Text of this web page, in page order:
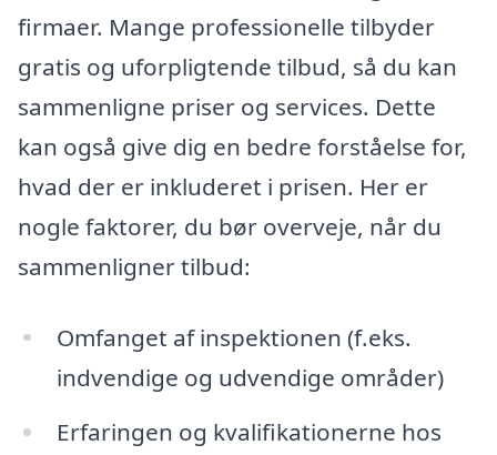
firmaer. Mange professionelle tilbyder
gratis og uforpligtende tilbud, så du kan
sammenligne priser og services. Dette
kan også give dig en bedre forståelse for,
hvad der er inkluderet i prisen. Her er
nogle faktorer, du bør overveje, når du
sammenligner tilbud:
Omfanget af inspektionen (f.eks.
indvendige og udvendige områder)
Erfaringen og kvalifikationerne hos